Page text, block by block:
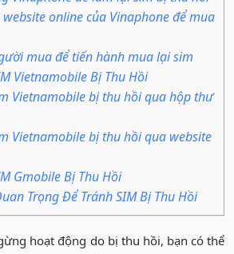
website online của Vinaphone để mua
mua để tiến hành mua lại sim
Vietnamobile Bị Thu Hồi
Vietnamobile bị thu hồi qua hộp thư
Vietnamobile bị thu hồi qua website
Gmobile Bị Thu Hồi
Trọng Để Tránh SIM Bị Thu Hồi
hoạt động do bị thu hồi, bạn có thể